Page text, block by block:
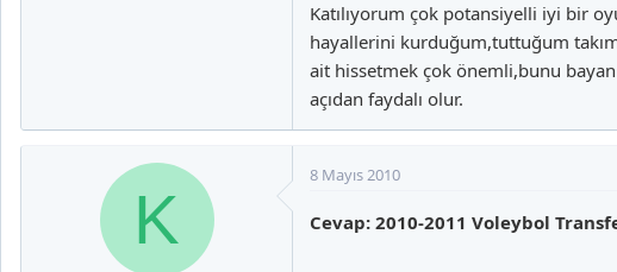
Katılıyorum çok potansiyelli iyi bir
hayallerini kurduğum,tuttuğum
ait hissetmek çok önemli,bunu
açıdan faydalı olur.
K
8 Mayıs 2010
Cevap: 2010-2011 Voleybol